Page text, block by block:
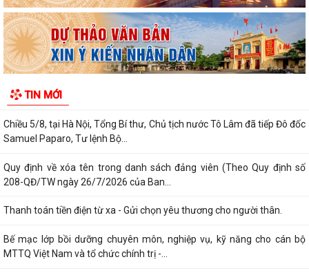
TIN MỚI
huấn chuyển giao khoa học kỹ...
Công an xã Phú Thái phát hiện và xử lý 02 trường hợp đăng tải nội
dung xuyên tạc sai sự thật trên...
logistics", "Ghép đơn", "Nhiệm vụ...
Chiều 5/8, tại Hà Nội, Tổng Bí thư, Chủ tịch nước Tô Lâm đã tiếp Đô đốc
Samuel Paparo, Tư lệnh Bộ...
Quy định về xóa tên trong danh sách đảng viên (Theo Quy định số
208-QĐ/TW ngày 26/7/2026 của Ban...
Thanh toán tiền điện từ xa - Gửi chọn yêu thương cho người thân.
Bế mạc lớp bồi dưỡng chuyên môn, nghiệp vụ, kỹ năng cho cán bộ
MTTQ Việt Nam và tổ chức chính trị -...